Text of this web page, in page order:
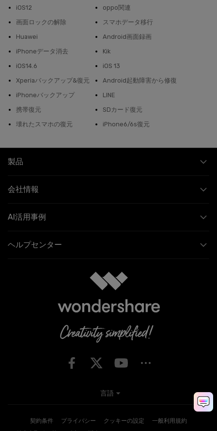
iOS12
oppo関連
画面ロックの解除
スマホデータ移行
Huawei
Android画面録画
iPhoneデータ消去
Kik
iOS14.6
iOS 13
Xperiaバックアップ&復元
Android起動障害から修復
iPhoneバックアップ
LINE
携帯復元
SDカード復元
壊れたスマホの復元
iPhone6/6s復元
製品
会社情報
AI活用事例
ヘルプセンター
契約条件 プライバシー クッキーの設定
一般利用規約
言語